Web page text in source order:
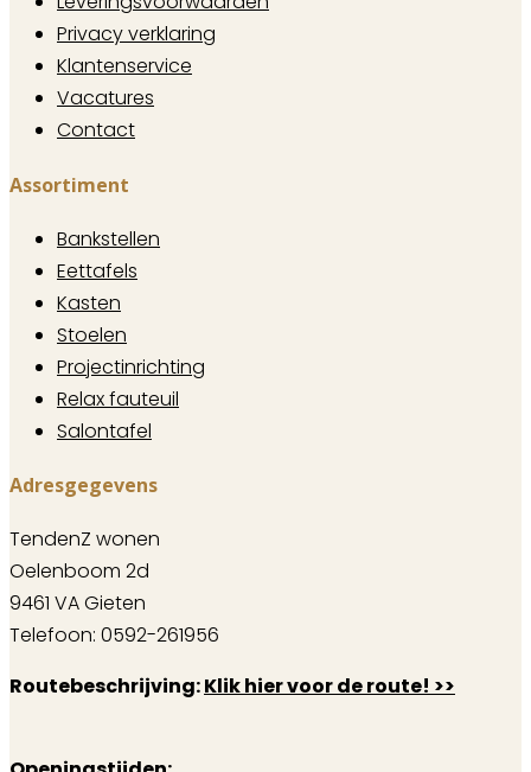
Privacy verklaring
Klantenservice
Vacatures
Contact
Assortiment
Bankstellen
Eettafels
Kasten
Stoelen
Projectinrichting
Relax fauteuil
Salontafel
Adresgegevens
TendenZ wonen
Oelenboom 2d
9461 VA Gieten
Telefoon: 0592-261956
Routebeschrijving:Klik hier voor de route! >>